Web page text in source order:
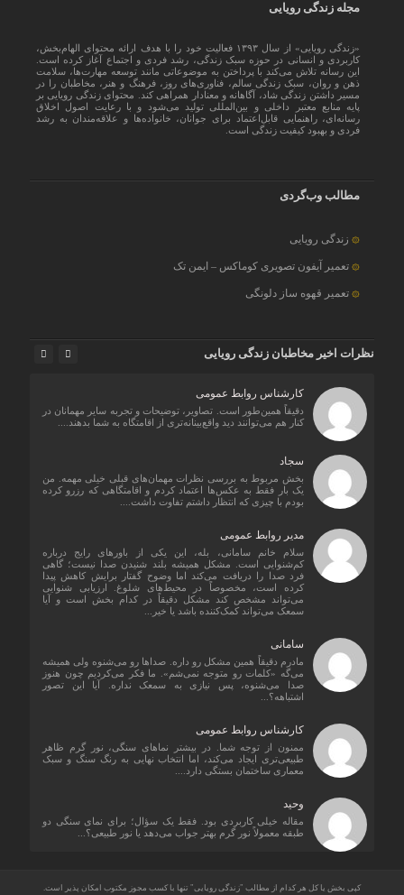
مجله زندگی رویایی
«زندگی رویایی» از سال ۱۳۹۳ فعالیت خود را با هدف ارائه محتوای الهام‌بخش،
کاربردی و انسانی در حوزه سبک زندگی، رشد فردی و اجتماع آغاز کرده است.
این رسانه تلاش می‌کند با پرداختن به موضوعاتی مانند توسعه مهارت‌ها، سلامت
ذهن و روان، سبک زندگی سالم، فناوری‌های روز، فرهنگ و هنر، مخاطبان را در
مسیر داشتن زندگی شاد، آگاهانه و معنادار همراهی کند. محتوای زندگی رویایی بر
پایه منابع معتبر داخلی و بین‌المللی تولید می‌شود و با رعایت اصول اخلاق
رسانه‌ای، راهنمایی قابل‌اعتماد برای جوانان، خانواده‌ها و علاقه‌مندان به رشد
فردی و بهبود کیفیت زندگی است.
مطالب وب‌گردی
زندگی رویایی
تعمیر آیفون تصویری کوماکس – ایمن تک
تعمیر قهوه ساز دلونگی
نظرات اخیر مخاطبان زندگی رویایی
کارشناس روابط عمومی
دقیقاً همین‌طور است. تصاویر، توضیحات و تجربه سایر مهمانان در
کنار هم می‌توانند دید واقع‌بینانه‌تری از اقامتگاه به شما بدهند....
سجاد
بخش مربوط به بررسی نظرات مهمان‌های قبلی خیلی مهمه. من
یک بار فقط به عکس‌ها اعتماد کردم و اقامتگاهی که رزرو کرده
بودم با چیزی که انتظار داشتم تفاوت داشت....
مدیر روابط عمومی
سلام خانم سامانی، بله، این یکی از باورهای رایج درباره
کم‌شنوایی است. مشکل همیشه بلند شنیدن صدا نیست؛ گاهی
فرد صدا را دریافت می‌کند اما وضوح گفتار برایش کاهش پیدا
کرده است، مخصوصاً در محیط‌های شلوغ. ارزیابی شنوایی
می‌تواند مشخص کند مشکل دقیقاً در کدام بخش است و آیا
سمعک می‌تواند کمک‌کننده باشد یا خیر...
سامانی
مادرم دقیقاً همین مشکل رو داره. صداها رو می‌شنوه ولی همیشه
می‌گه «کلمات رو متوجه نمی‌شم». ما فکر می‌کردیم چون هنوز
صدا می‌شنوه، پس نیازی به سمعک نداره. آیا این تصور
اشتباهه؟...
کارشناس روابط عمومی
ممنون از توجه شما. در بیشتر نماهای سنگی، نور گرم ظاهر
طبیعی‌تری ایجاد می‌کند، اما انتخاب نهایی به رنگ سنگ و سبک
معماری ساختمان بستگی دارد....
وحید
مقاله خیلی کاربردی بود. فقط یک سؤال؛ برای نمای سنگی دو
طبقه معمولاً نور گرم بهتر جواب می‌دهد یا نور طبیعی؟...
کپی بخش یا کل هر کدام از مطالب "زندگی رویایی" تنها با کسب مجوز مکتوب امکان پذیر است.